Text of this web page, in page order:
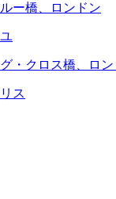
ー橋、ロンドン
・クロス橋、ロ
ス